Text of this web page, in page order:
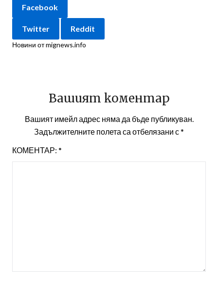
Facebook
Twitter Reddit
Новини от mignews.info
Вашият коментар
Вашият имейл адрес няма да бъде публикуван.
Задължителните полета са отбелязани с*
КОМЕНТАР: *